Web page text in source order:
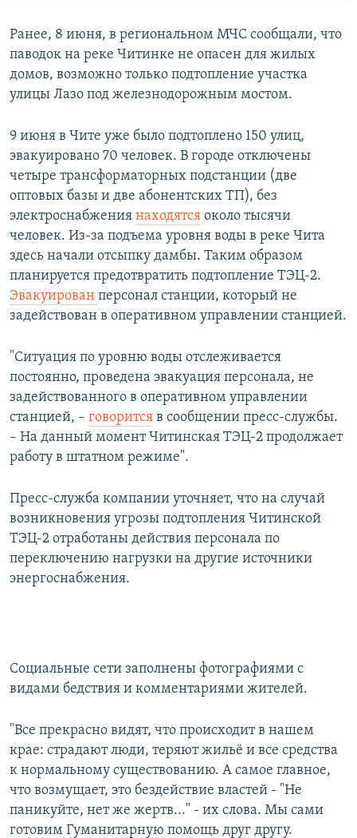
Ранее, 8 июня, в региональном МЧС сообщали, что
паводок на реке Читинке не опасен для жилых
домов, возможно только подтопление участка
улицы Лазо под железнодорожным мостом.
9 июня в Чите уже было подтоплено 150 улиц,
эвакуировано 70 человек. В городе отключены
четыре трансформаторных подстанции (две
оптовых базы и две абонентских ТП), без
электроснабжения находятся около тысячи
человек. Из-за подъема уровня воды в реке Чита
здесь начали отсыпку дамбы. Таким образом
планируется предотвратить подтопление ТЭЦ-2.
Эвакуирован персонал станции, который не
задействован в оперативном управлении станцией.
"Ситуация по уровню воды отслеживается
постоянно, проведена эвакуация персонала, не
задействованного в оперативном управлении
станцией, – говорится в сообщении пресс-службы.
– На данный момент Читинская ТЭЦ-2 продолжает
работу в штатном режиме".
Пресс-служба компании уточняет, что на случай
возникновения угрозы подтопления Читинской
ТЭЦ-2 отработаны действия персонала по
переключению нагрузки на другие источники
энергоснабжения.
Социальные сети заполнены фотографиями с
видами бедствия и комментариями жителей.
"Все прекрасно видят, что происходит в нашем
крае: страдают люди, теряют жильё и все средства
к нормальному существованию. А самое главное,
что возмущает, это бездействие властей - "Не
паникуйте, нет же жертв..." - их слова. Мы сами
готовим Гуманитарную помощь друг другу.